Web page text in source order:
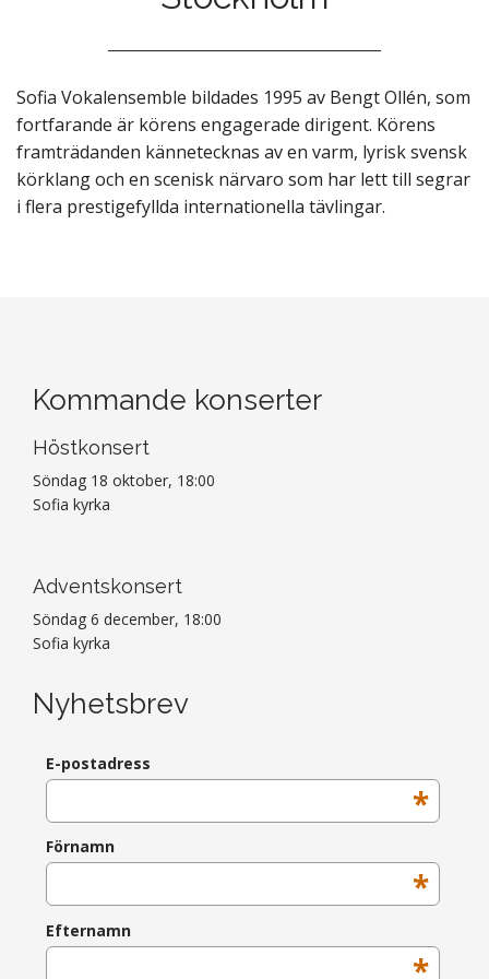
Sofia Vokalensemble bildades 1995 av Bengt Ollén, som
fortfarande är körens engagerade dirigent. Körens
framträdanden kännetecknas av en varm, lyrisk svensk
körklang och en scenisk närvaro som har lett till segrar
i flera prestigefyllda internationella tävlingar.
Kommande konserter
Höstkonsert
Söndag 18 oktober, 18:00
Sofia kyrka
Adventskonsert
Söndag 6 december, 18:00
Sofia kyrka
Nyhetsbrev
E-postadress
*
Förnamn
*
Efternamn
*